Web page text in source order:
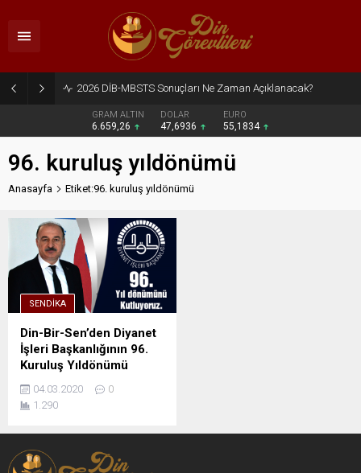
2026 DİB-MBSTS Sonuçları Ne Zaman Açıklanacak?
GRAM ALTIN
6.659,26
DOLAR
47,6936
EURO
55,1834
96. kuruluş yıldönümü
Anasayfa Etiket:96. kuruluş yıldönümü
SENDIKA
Din-Bir-Sen’den Diyanet
İşleri Başkanlığının 96.
Kuruluş Yıldönümü
04.03.2020
0
1.290